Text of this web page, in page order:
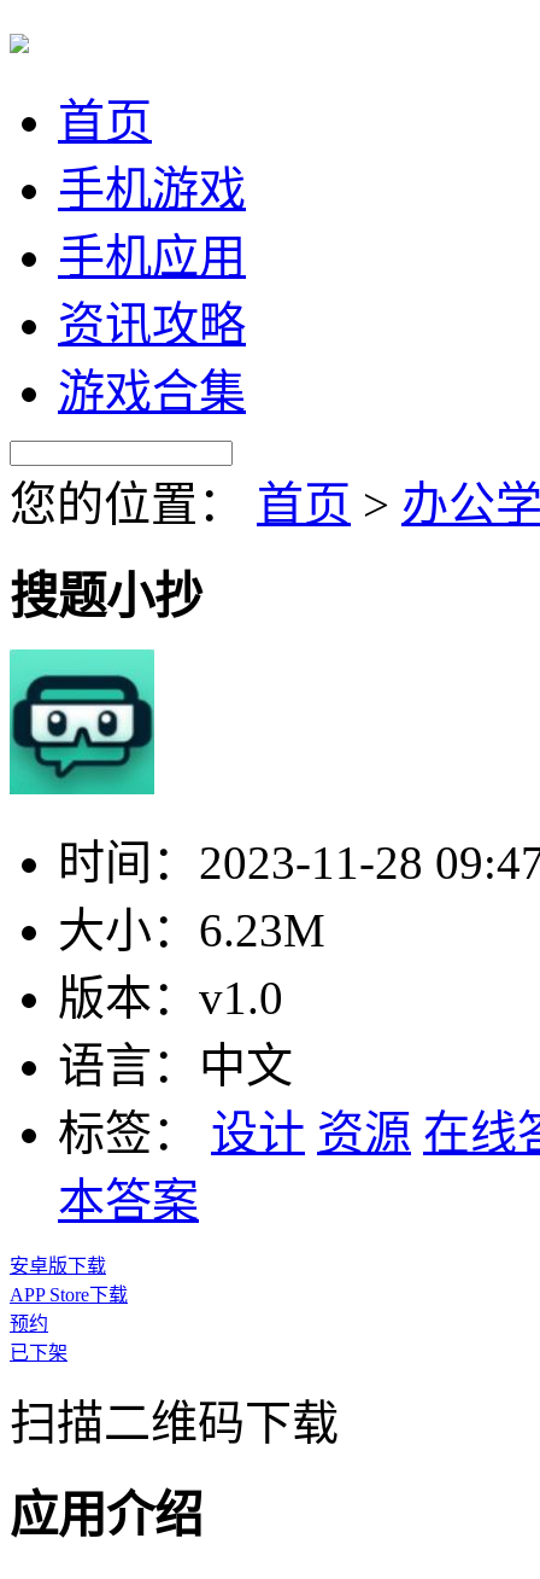
首页
手机游戏
手机应用
资讯攻略
游戏合集
您的位置： 首页 > 办公
搜题小抄
时间： 2023-11-28
大小： 6.23M
版本： v1.0
语言： 中文
标签：
设计 资源 在线
本答案
安卓版下载
APP Store下载
预约
已下架
扫描二维码下载
应用介绍